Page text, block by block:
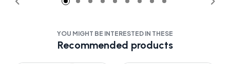
YOU MIGHT BE INTERESTED IN THESE
Recommended products